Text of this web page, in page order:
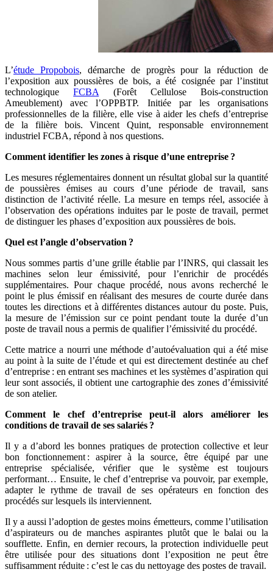
L’étude Propobois, démarche de progrès pour la réduction de
l’exposition aux poussières de bois, a été cosignée par l’institut
technologiqueFCBA (Forêt Cellulose Bois-construction
Ameublement) avec l’OPPBTP. Initiée par les organisations
professionnelles de la filière, elle vise à aider les chefs d’entreprise
de la filière bois. Vincent Quint, responsable environnement
industriel FCBA, répond à nos questions.
Comment identifier les zones à risque d’une entreprise ?
Les mesures réglementaires donnent un résultat global sur la quantité
de poussières émises au cours d’une période de travail, sans
distinction de l’activité réelle. La mesure en temps réel, associée à
l’observation des opérations induites par le poste de travail, permet
de distinguer les phases d’exposition aux poussières de bois.
Quel est l’angle d’observation ?
Nous sommes partis d’une grille établie par l’INRS, qui classait les
machines selon leur émissivité, pour l’enrichir de procédés
supplémentaires. Pour chaque procédé, nous avons recherché le
point le plus émissif en réalisant des mesures de courte durée dans
toutes les directions et à différentes distances autour du poste. Puis,
la mesure de l’émission sur ce point pendant toute la durée d’un
poste de travail nous a permis de qualifier l’émissivité du procédé.
Cette matrice a nourri une méthode d’autoévaluation qui a été mise
au point à la suite de l’étude et qui est directement destinée au chef
d’entreprise : en entrant ses machines et les systèmes d’aspiration qui
leur sont associés, il obtient une cartographie des zones d’émissivité
de son atelier.
Comment le chef d’entreprise peut-il alors améliorer les
conditions de travail de ses salariés ?
Il y a d’abord les bonnes pratiques de protection collective et leur
bon fonctionnement : aspirer à la source, être équipé par une
entreprise spécialisée, vérifier que le système est toujours
performant… Ensuite, le chef d’entreprise va pouvoir, par exemple,
adapter le rythme de travail de ses opérateurs en fonction des
procédés sur lesquels ils interviennent.
Il y a aussi l’adoption de gestes moins émetteurs, comme l’utilisation
d’aspirateurs ou de manches aspirantes plutôt que le balai ou la
soufflette. Enfin, en dernier recours, la protection individuelle peut
être utilisée pour des situations dont l’exposition ne peut être
suffisamment réduite : c’est le cas du nettoyage des postes de travail.